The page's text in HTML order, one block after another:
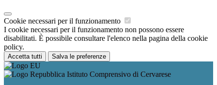
Cookie necessari per il funzionamento
I cookie necessari per il funzionamento non possono essere
disabilitati. È possibile consultare l'elenco nella pagina della cookie
policy.
Accetta tutti Salva le preferenze
Istituto Comprensivo di Cervarese